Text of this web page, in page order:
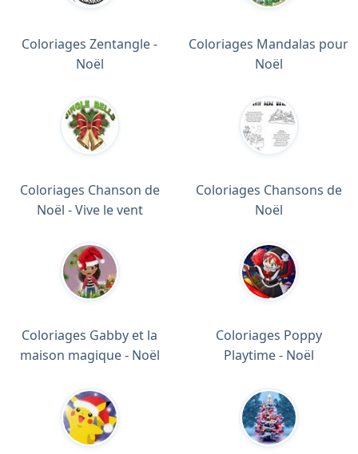
Coloriages Zentangle -
Noël
Coloriages Mandalas pour
Noël
Coloriages Chanson de
Noël - Vive le vent
Coloriages Chansons de
Noël
Coloriages Gabby et la
maison magique - Noël
Coloriages Poppy
Playtime - Noël